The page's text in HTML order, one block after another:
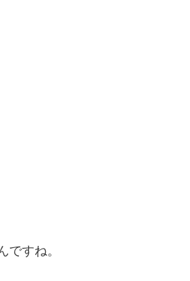
すね。